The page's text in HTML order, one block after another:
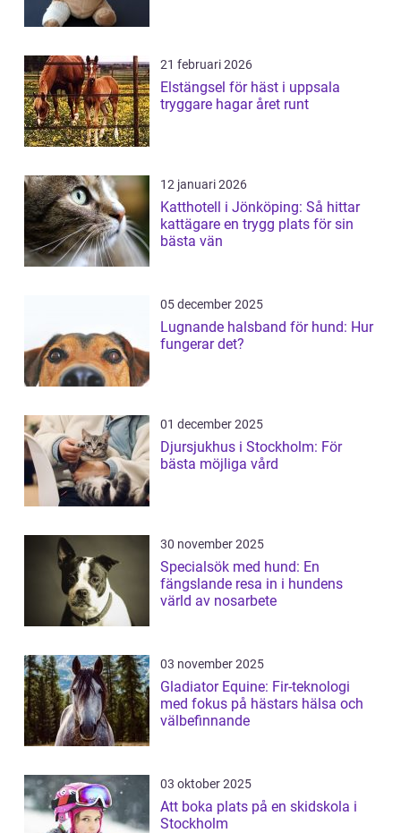
21 februari 2026
Elstängsel för häst i uppsala
tryggare hagar året runt
12 januari 2026
Katthotell i Jönköping: Så hittar
kattägare en trygg plats för sin
bästa vän
05 december 2025
Lugnande halsband för hund: Hur
fungerar det?
01 december 2025
Djursjukhus i Stockholm: För
bästa möjliga vård
30 november 2025
Specialsök med hund: En
fängslande resa in i hundens
värld av nosarbete
03 november 2025
Gladiator Equine: Fir-teknologi
med fokus på hästars hälsa och
välbefinnande
03 oktober 2025
Att boka plats på en skidskola i
Stockholm